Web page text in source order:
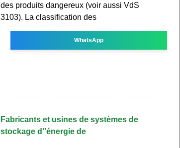
des produits dangereux (voir aussi VdS
3103). La classification des
WhatsApp
Fabricants et usines de systèmes de
stockage d''énergie de